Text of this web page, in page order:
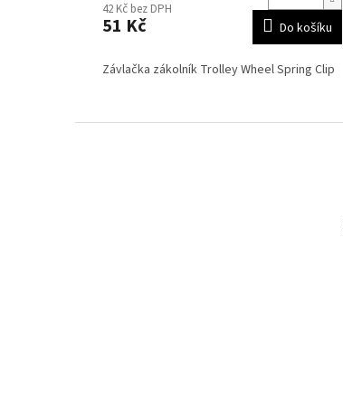
42 Kč bez DPH
51 Kč Do košíku
Závlačka zákolník Trolley Wheel Spring Clip